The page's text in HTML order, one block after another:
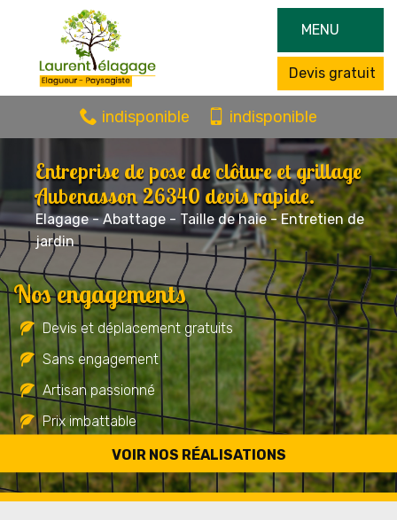
MENU
Devis gratuit
indisponible indisponible
Entreprise de pose de clôture et grillage
Aubenasson 26340 devis rapide.
Elagage - Abattage - Taille de haie - Entretien de
jardin
VOIR NOS RÉALISATIONS
Nos engagements
Devis et déplacement gratuits
Sans engagement
Artisan passionné
Prix imbattable
Travail de qualité